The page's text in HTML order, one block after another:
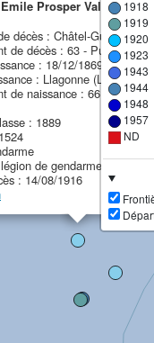
Emile Prosper Valentin MPF
décès : Châtel-Guyon
de décès : 63 - Puy-de-Dôme
: 18/12/1869
: Llagonne (La)
de naissance : 66 - Pyrénées-
: 1889
de gendarmerie (16e
: 14/08/1916
1918
1919
1920
1923
1943
1944
1948
1957
ND